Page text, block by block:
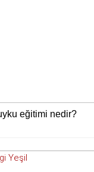
eğitimi nedir?